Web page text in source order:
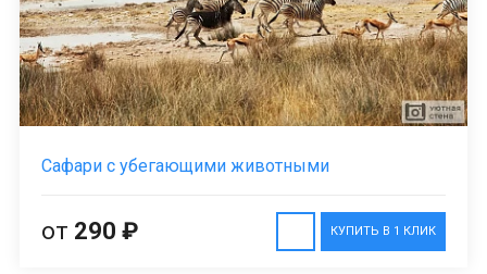
Сафари с убегающими животными
КУПИТЬ В 1 КЛИК
от 290 ₽